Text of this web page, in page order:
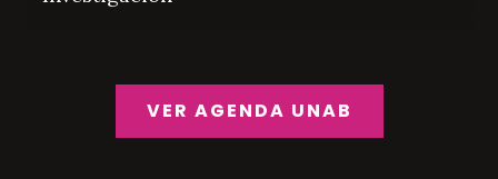
VER AGENDA UNAB